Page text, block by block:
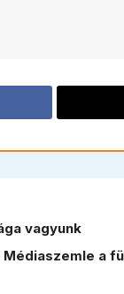
vagyunk
a